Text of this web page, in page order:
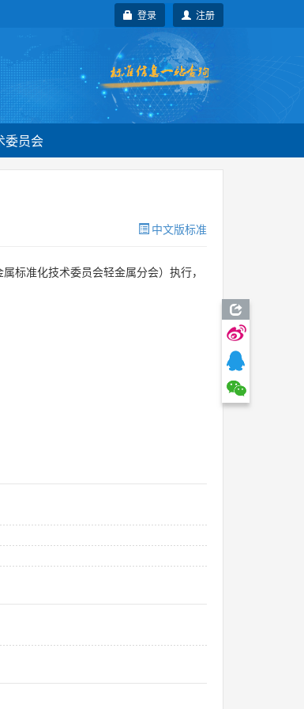
注册
登录
委员会
中文版标准
属标准化技术委员会轻金属分会）执行，